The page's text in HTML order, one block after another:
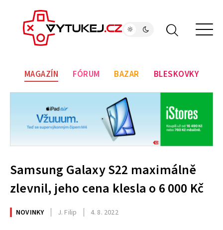
MAGAZÍN FÓRUM BAZAR BLESKOVKY
Samsung Galaxy S22 maximálně
zlevnil, jeho cena klesla o 6 000 Kč
NOVINKY J. Filip 4. 8. 2022